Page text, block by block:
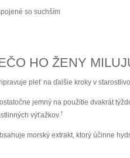
so suchším
HO ŽENY
pleť na ďalšie kroky v
jemný na použitie dvakrát
výťažkov.†
morský extrakt, ktorý účinne